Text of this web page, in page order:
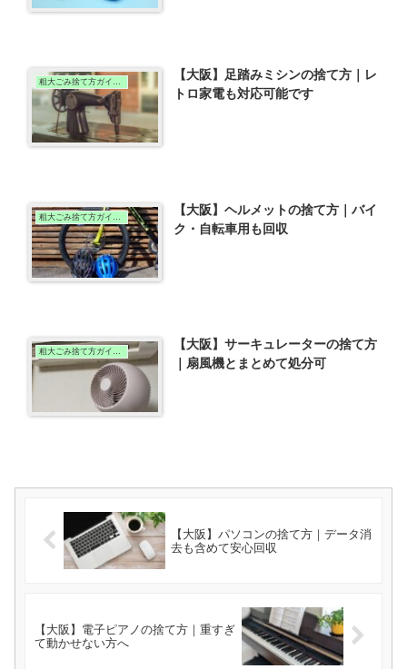
粗大ごみ捨て方ガイド（大阪版）
【大阪】足踏みミシンの捨て方｜レ
トロ家電も対応可能です
粗大ごみ捨て方ガイド（大阪版）
【大阪】ヘルメットの捨て方｜バイ
ク・自転車用も回収
粗大ごみ捨て方ガイド（大阪版）
【大阪】サーキュレーターの捨て方
｜扇風機とまとめて処分可
【大阪】パソコンの捨て方｜データ消
去も含めて安心回収
【大阪】電子ピアノの捨て方｜重すぎ
て動かせない方へ